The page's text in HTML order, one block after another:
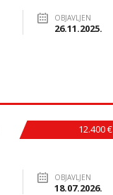
OBJAVLJEN
26.11.2025.
12.400 €
OBJAVLJEN
18.07.2026.